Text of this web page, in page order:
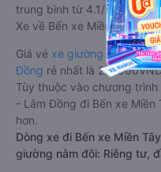
trung bình từ 4.1/5 dựa
Xe về Bến xe Miền Tây từ
Giá vé xe giường nằm đi
Đồng rẻ nhất là
Tùy thuộc vào chương
- Lâm Đồng đi Bến xe Miền
hơn.
Dòng xe đi Bến xe Miền
giường nằm đôi: Riêng tư,